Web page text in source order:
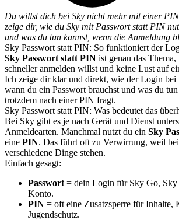
Du willst dich bei Sky nicht mehr mit einer
zeige dir, wie du Sky mit Passwort statt PIN
und was du tun kannst, wenn die Anmeldung
Sky Passwort statt PIN: So funktioniert der
Sky Passwort statt PIN ist genau das
schneller anmelden willst und keine Lust auf
Ich zeige dir klar und direkt, wie der Login
wann du ein Passwort brauchst und was du
trotzdem nach einer PIN fragt.
Sky Passwort statt PIN: Was bedeutet das
Bei Sky gibt es je nach Gerät und Dienst
Anmeldearten. Manchmal nutzt du ein Sky
eine PIN. Das führt oft zu Verwirrung, weil
verschiedene Dinge stehen.
Einfach gesagt:
Passwort = dein Login für Sky Go, Sky
Konto.
PIN = oft eine Zusatzsperre für Inhalte,
Jugendschutz.